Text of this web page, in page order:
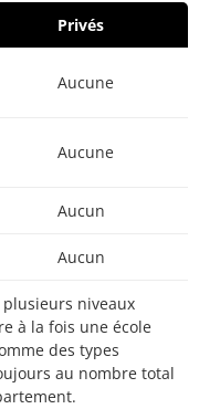
Privés
Aucune
Aucune
Aucun
Aucun
niveaux
à la fois une école
des types
au nombre total